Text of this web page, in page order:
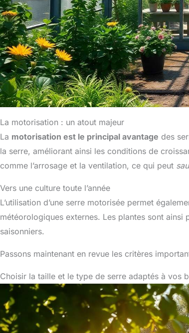
La motorisation : un atout majeur
La motorisation est le principal avantage des
la serre, améliorant ainsi les conditions de
comme l’arrosage et la ventilation, ce qui peut
Vers une culture toute l’année
L’utilisation d’une serre motorisée permet
météorologiques externes. Les plantes sont
saisonniers.
Passons maintenant en revue les critères
Choisir la taille et le type de serre adaptés à vos